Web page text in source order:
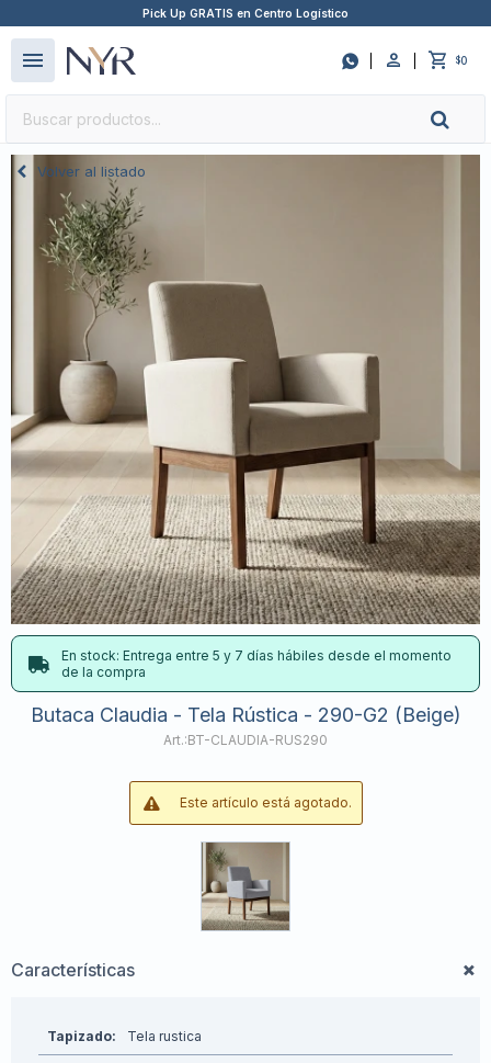
Pick Up GRATIS en Centro Logístico
 $0
menu
Volver al listado
En stock: Entrega entre 5 y 7 días hábiles desde el momento
de la compra
Butaca Claudia - Tela Rústica - 290-G2 (Beige)
BT-CLAUDIA-RUS290
Este artículo está agotado.
Características
Tapizado Tela rustica
close